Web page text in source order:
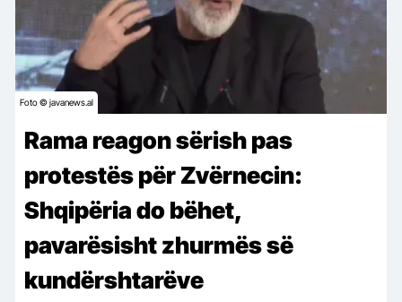
Foto © javanews.al
Rama reagon sërish pas
protestës për Zvërnecin:
Shqipëria do bëhet,
pavarësisht zhurmës së
kundërshtarëve